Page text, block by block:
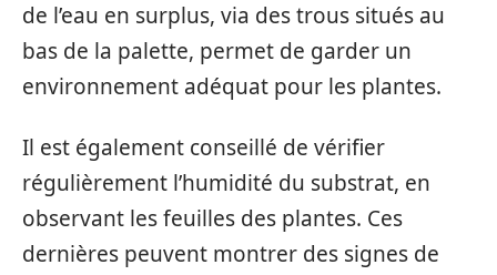
de l’eau en surplus, via des trous situés au
bas de la palette, permet de garder un
environnement adéquat pour les plantes.
Il est également conseillé de vérifier
régulièrement l’humidité du substrat, en
observant les feuilles des plantes. Ces
dernières peuvent montrer des signes de